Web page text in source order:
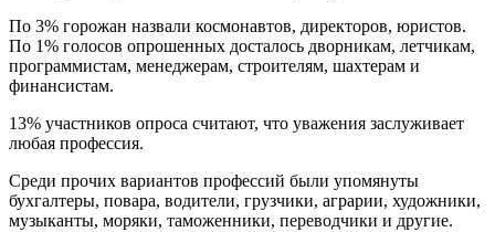
По 3% горожан назвали космонавтов, директоров, юристов.
По 1% голосов опрошенных досталось дворникам, летчикам,
программистам, менеджерам, строителям, шахтерам и
финансистам.
13% участников опроса считают, что уважения заслуживает
любая профессия.
Среди прочих вариантов профессий были упомянуты
бухгалтеры, повара, водители, грузчики, аграрии, художники,
музыканты, моряки, таможенники, переводчики и другие.